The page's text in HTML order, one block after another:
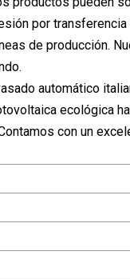
por transferencia
de producción.
automático
ecológica
con un